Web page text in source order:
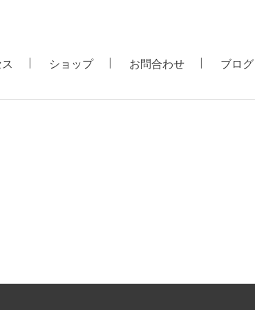
ショップ お問合わせ ブログ